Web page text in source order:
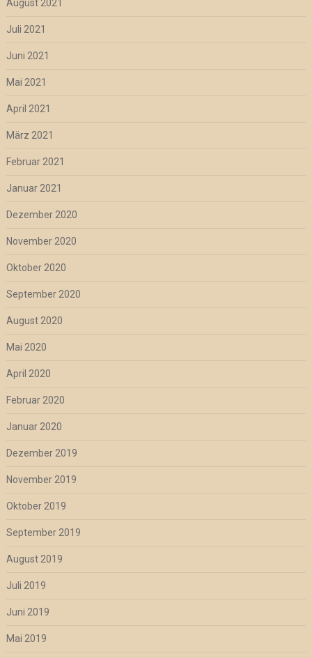
August 2021
Juli 2021
Juni 2021
Mai 2021
April 2021
März 2021
Februar 2021
Januar 2021
Dezember 2020
November 2020
Oktober 2020
September 2020
August 2020
Mai 2020
April 2020
Februar 2020
Januar 2020
Dezember 2019
November 2019
Oktober 2019
September 2019
August 2019
Juli 2019
Juni 2019
Mai 2019